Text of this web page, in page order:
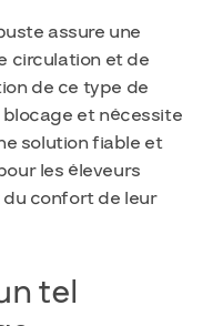
assure une
circulation et de
de ce type de
et nécessite
solution fiable et
les éleveurs
du confort de leur
tel